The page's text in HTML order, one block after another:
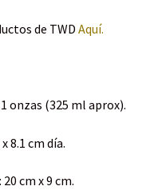
de TWD Aquí.
onzas (325 ml aprox).
8.1 cm día.
cm x 9 cm.